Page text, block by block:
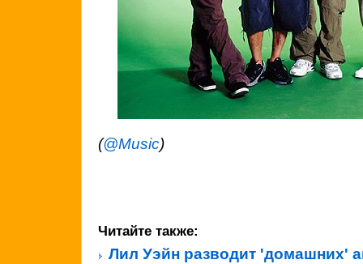
(@Music)
Читайте также:
Лил Уэйн разводит 'домашних'